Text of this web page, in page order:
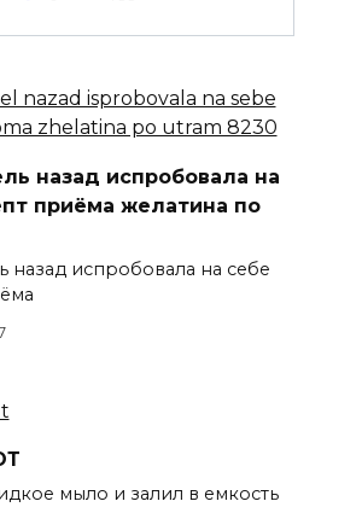
назад испробовала на
приёма желатина по
назад испробовала на себе
мыло и залил в емкость